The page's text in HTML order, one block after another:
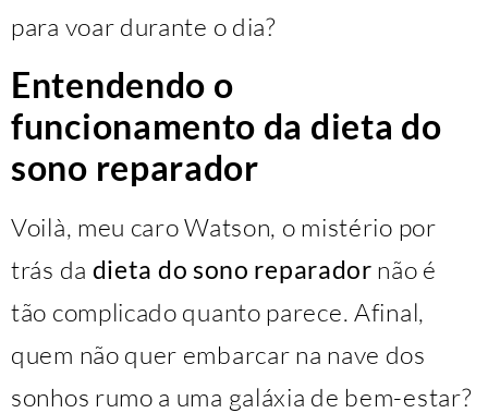
para voar durante o dia?
Entendendo o
funcionamento da dieta do
sono reparador
Voilà, meu caro Watson, o mistério por
trás da dieta do sono reparador não é
tão complicado quanto parece. Afinal,
quem não quer embarcar na nave dos
sonhos rumo a uma galáxia de bem-estar?